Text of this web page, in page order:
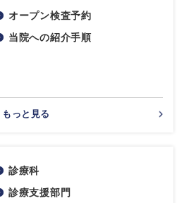
オープン検査予約
当院への紹介手順
もっと見る
診療科
診療支援部門